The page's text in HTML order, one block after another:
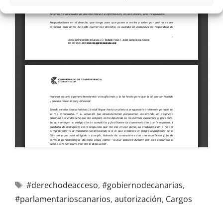
#derechodeacceso, #gobiernodecanarias,
#parlamentarioscanarios, autorización, Cargos